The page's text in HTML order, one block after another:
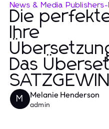
News & Media Publishers-
Die
Ihre
Das
M Melanie Henderson
admin